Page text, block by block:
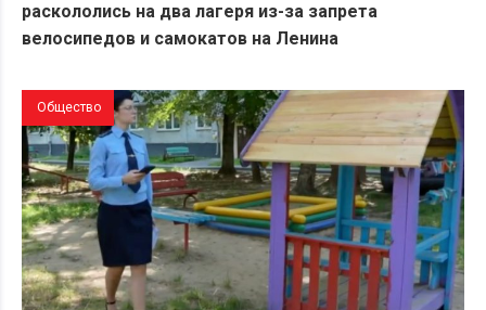
раскололись на два лагеря из-за запрета
велосипедов и самокатов на Ленина
Общество